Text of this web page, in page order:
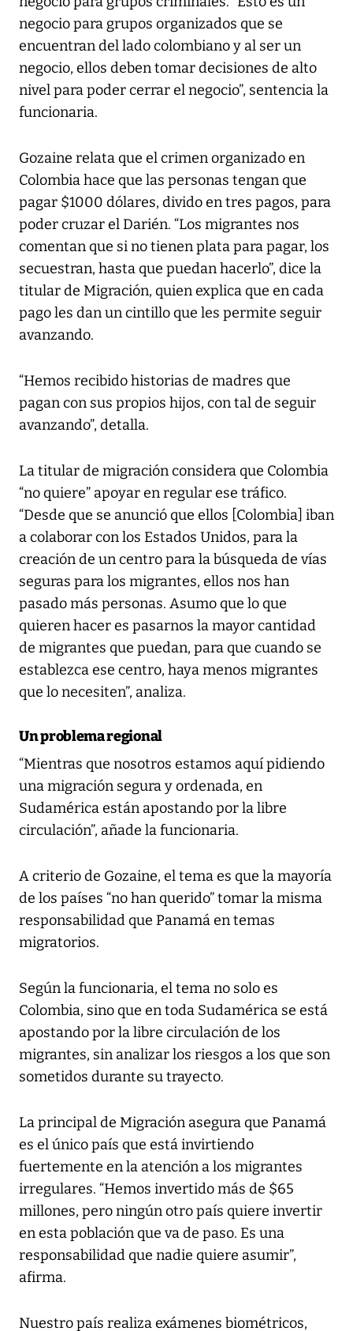
negocio para grupos organizados que se
encuentran del lado colombiano y al ser un
negocio, ellos deben tomar decisiones de alto
nivel para poder cerrar el negocio”, sentencia la
funcionaria.
Gozaine relata que el crimen organizado en
Colombia hace que las personas tengan que
pagar $1000 dólares, divido en tres pagos, para
poder cruzar el Darién. “Los migrantes nos
comentan que si no tienen plata para pagar, los
secuestran, hasta que puedan hacerlo”, dice la
titular de Migración, quien explica que en cada
pago les dan un cintillo que les permite seguir
avanzando.
“Hemos recibido historias de madres que
pagan con sus propios hijos, con tal de seguir
avanzando”, detalla.
La titular de migración considera que Colombia
“no quiere” apoyar en regular ese tráfico.
“Desde que se anunció que ellos [Colombia] iban
a colaborar con los Estados Unidos, para la
creación de un centro para la búsqueda de vías
seguras para los migrantes, ellos nos han
pasado más personas. Asumo que lo que
quieren hacer es pasarnos la mayor cantidad
de migrantes que puedan, para que cuando se
establezca ese centro, haya menos migrantes
que lo necesiten”, analiza.
Un problema regional
“Mientras que nosotros estamos aquí pidiendo
una migración segura y ordenada, en
Sudamérica están apostando por la libre
circulación”, añade la funcionaria.
A criterio de Gozaine, el tema es que la mayoría
de los países “no han querido” tomar la misma
responsabilidad que Panamá en temas
migratorios.
Según la funcionaria, el tema no solo es
Colombia, sino que en toda Sudamérica se está
apostando por la libre circulación de los
migrantes, sin analizar los riesgos a los que son
sometidos durante su trayecto.
La principal de Migración asegura que Panamá
es el único país que está invirtiendo
fuertemente en la atención a los migrantes
irregulares. “Hemos invertido más de $65
millones, pero ningún otro país quiere invertir
en esta población que va de paso. Es una
responsabilidad que nadie quiere asumir”,
afirma.
Nuestro país realiza exámenes biométricos,